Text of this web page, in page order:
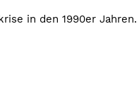
in den 1990er Jahren.